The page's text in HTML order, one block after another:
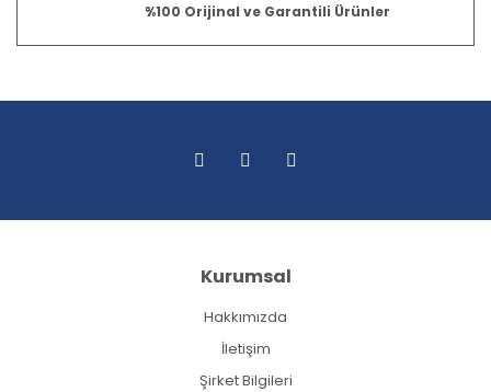
%100 Orijinal ve Garantili Ürünler
Kurumsal
Hakkımızda
İletişim
Şirket Bilgileri